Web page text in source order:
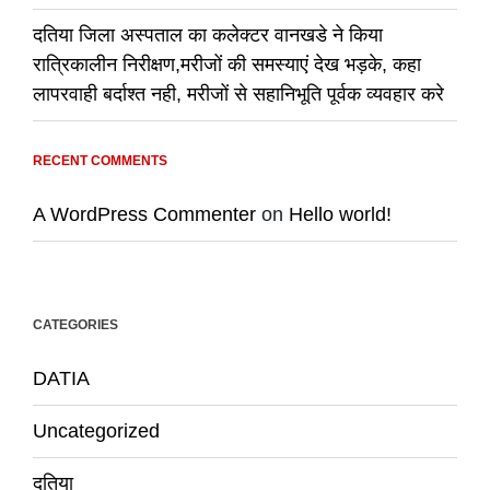
दतिया जिला अस्पताल का कलेक्टर वानखडे ने किया
रात्रिकालीन निरीक्षण,मरीजों की समस्याएं देख भड़के, कहा
लापरवाही बर्दाश्त नही, मरीजों से सहानिभूति पूर्वक व्यवहार करे
RECENT COMMENTS
A WordPress Commenter on Hello world!
CATEGORIES
DATIA
Uncategorized
दतिया